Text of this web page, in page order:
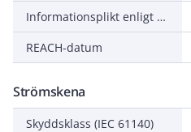
Informationsplikt enligt REACH
REACH-datum
Strömskena
Skyddsklass (IEC 61140)